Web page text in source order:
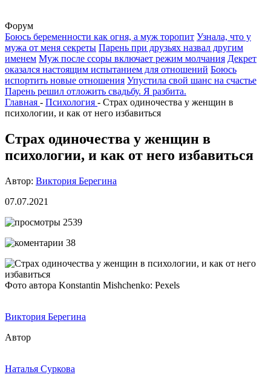
Форум
Боюсь беременности как огня, а муж торопит Узнала, что у
мужа от меня секреты Парень при друзьях назвал другим
именем Муж после ссоры включает режим молчания Декрет
оказался настоящим испытанием для отношений Боюсь
испортить новые отношения Упустила свой шанс на счастье
Парень решил отложить свадьбу. Я разбита.
Главная - Психология - Страх одиночества у женщин в
психологии, и как от него избавиться
Страх одиночества у женщин в
психологии, и как от него избавиться
Автор: Виктория Берегина
07.07.2021
2539
38
Фото автора Konstantin Mishchenko: Pexels
Виктория Берегина
Автор
Наталья Суркова